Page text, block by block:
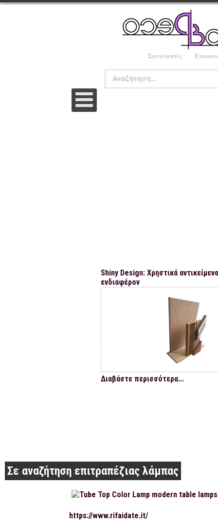
Συντελεστές
Shiny Design: Χρηστικά
ενδιαφέρον
Διαβάστε περισσότερα...
Σε αναζήτηση επιτραπέζιας λάμπας
https://www.rifaidate.it/